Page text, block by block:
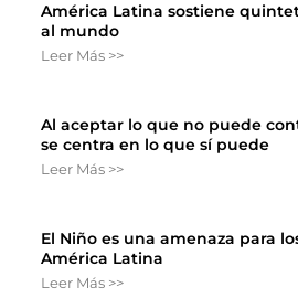
América Latina sostiene
al mundo
Leer Más >>
Al aceptar lo que no puede
se centra en lo que sí puede
Leer Más >>
El Niño es una amenaza para
América Latina
Leer Más >>